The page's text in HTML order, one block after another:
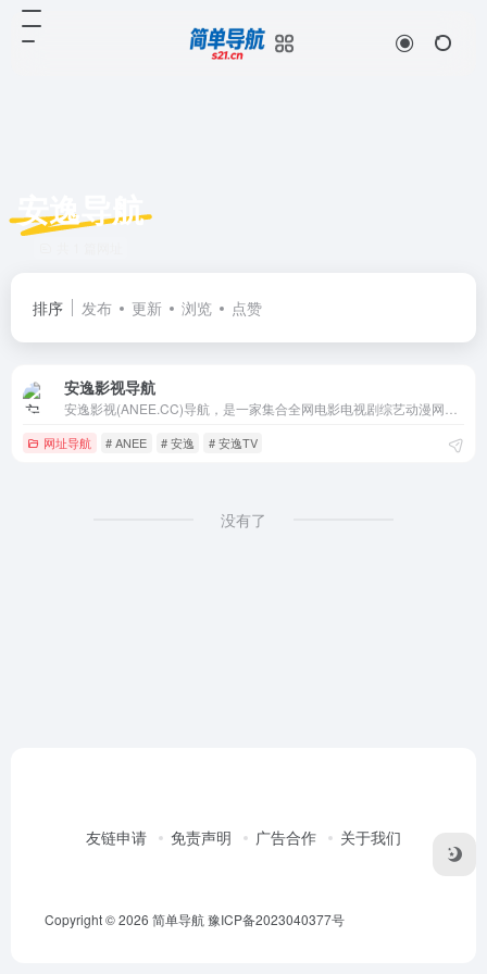
安逸导航
排序 发布 更新 浏览 点赞
安逸影视导航
网址导航 # ANEE # 安逸 # 安逸TV
没有了
友链申请 免责声明 广告合作 关于我们
Copyright © 2026 简单导航豫ICP备2023040377号